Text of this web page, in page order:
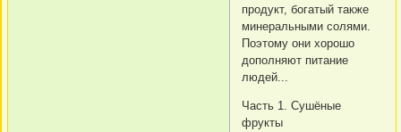
продукт, богатый также
минеральными солями.
Поэтому они хорошо
дополняют питание
людей...
Часть 1. Сушёные
фрукты